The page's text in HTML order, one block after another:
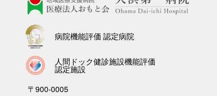
病院機能評価 認定病院
人間ドック健診施設機能評価
認定施設
〒900-0005